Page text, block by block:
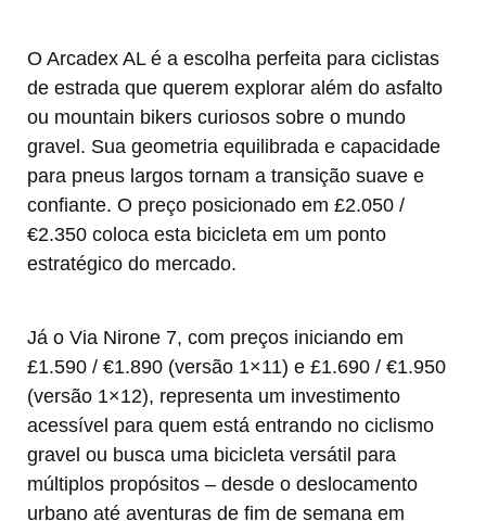
O Arcadex AL é a escolha perfeita para ciclistas
de estrada que querem explorar além do asfalto
ou mountain bikers curiosos sobre o mundo
gravel. Sua geometria equilibrada e capacidade
para pneus largos tornam a transição suave e
confiante. O preço posicionado em £2.050 /
€2.350 coloca esta bicicleta em um ponto
estratégico do mercado.
Já o Via Nirone 7, com preços iniciando em
£1.590 / €1.890 (versão 1×11) e £1.690 / €1.950
(versão 1×12), representa um investimento
acessível para quem está entrando no ciclismo
gravel ou busca uma bicicleta versátil para
múltiplos propósitos – desde o deslocamento
urbano até aventuras de fim de semana em